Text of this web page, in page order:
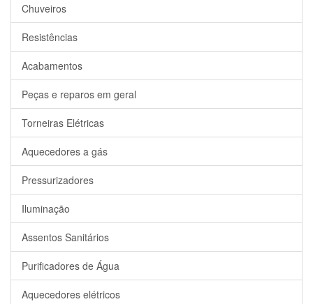
Chuveiros
Resistências
Acabamentos
Peças e reparos em geral
Torneiras Elétricas
Aquecedores a gás
Pressurizadores
Iluminação
Assentos Sanitários
Purificadores de Água
Aquecedores elétricos